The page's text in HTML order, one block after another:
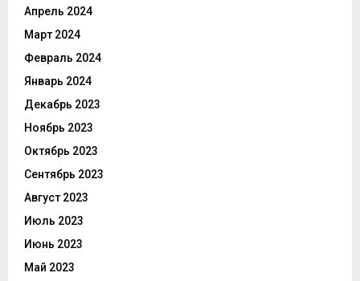
Апрель 2024
Март 2024
Февраль 2024
Январь 2024
Декабрь 2023
Ноябрь 2023
Октябрь 2023
Сентябрь 2023
Август 2023
Июль 2023
Июнь 2023
Май 2023